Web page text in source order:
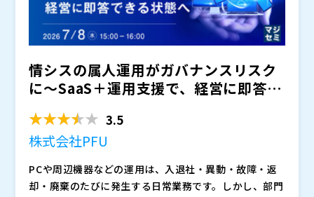
情シスの属人運用がガバナンスリスク
に〜SaaS＋運用支援で、経営に即答で
3.5
株式会社PFU
PCや周辺機器などの運用は、入退社・異動・故障・返
却・廃棄のたびに発生する日常業務です。しかし、部門